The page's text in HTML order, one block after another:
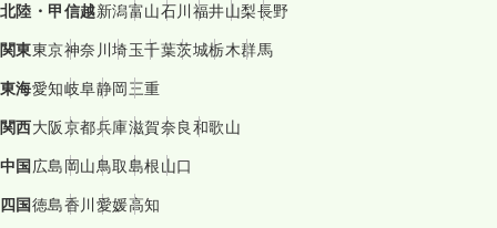
北陸・甲信越新潟富山石川福井山梨長野
関東東京神奈川埼玉千葉茨城栃木群馬
東海愛知岐阜静岡三重
関西大阪京都兵庫滋賀奈良和歌山
中国広島岡山鳥取島根山口
四国徳島香川愛媛高知